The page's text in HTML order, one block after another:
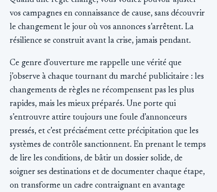
vos campagnes en connaissance de cause, sans découvrir
le changement le jour où vos annonces s’arrêtent. La
résilience se construit avant la crise, jamais pendant.
Ce genre d’ouverture me rappelle une vérité que
j’observe à chaque tournant du marché publicitaire : les
changements de règles ne récompensent pas les plus
rapides, mais les mieux préparés. Une porte qui
s’entrouvre attire toujours une foule d’annonceurs
pressés, et c’est précisément cette précipitation que les
systèmes de contrôle sanctionnent. En prenant le temps
de lire les conditions, de bâtir un dossier solide, de
soigner ses destinations et de documenter chaque étape,
on transforme un cadre contraignant en avantage